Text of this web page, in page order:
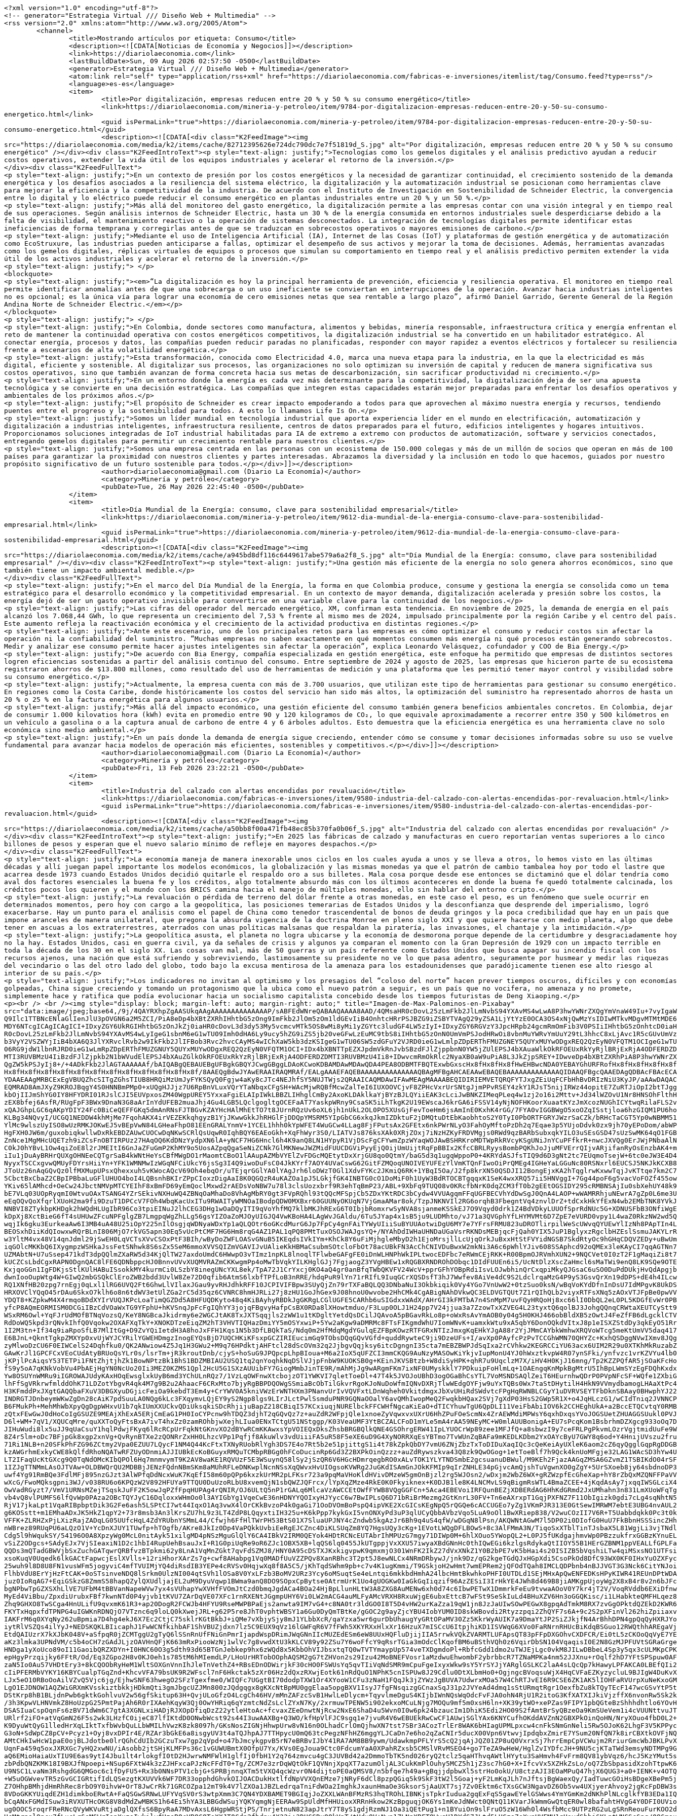
<?xml version="1.0" encoding="utf-8"?>
<!-- generator="Estrategia Virtual /// Diseño Web + Multimedia" -->
<rss version="2.0" xmlns:atom="http://www.w3.org/2005/Atom">
	<channel>
		<title>Mostrando artículos por etiqueta: Consumo</title>
		<description><![CDATA[Noticias de Economía y Negocios]]></description>
		<link>https://diariolaeconomia.com</link>
		<lastBuildDate>Sun, 09 Aug 2026 02:57:50 -0500</lastBuildDate>
		<generator>Estrategia Virtual /// Diseño Web + Multimedia</generator>
		<atom:link rel="self" type="application/rss+xml" href="https://diariolaeconomia.com/fabricas-e-inversiones/itemlist/tag/Consumo.feed?type=rss"/>
		<language>es-es</language>
		<item>
			<title>Por digitalización, empresas reducen entre 20 % y 50 % su consumo energético</title>
			<link>https://diariolaeconomia.com/mineria-y-petroleo/item/9784-por-digitalizacion-empresas-reducen-entre-20-y-50-su-consumo-energetico.html</link>
			<guid isPermaLink="true">https://diariolaeconomia.com/mineria-y-petroleo/item/9784-por-digitalizacion-empresas-reducen-entre-20-y-50-su-consumo-energetico.html</guid>
			<description><![CDATA[<div class="K2FeedImage"><img src="https://diariolaeconomia.com/media/k2/items/cache/82712395626e724dc790dc7e7f51819d_S.jpg" alt="Por digitalización, empresas reducen entre 20 % y 50 % su consumo energético" /></div><div class="K2FeedIntroText"><p style="text-align: justify;">Tecnologías como los gemelos digitales y el análisis predictivo ayudan a reducir costos operativos, extender la vida útil de los equipos industriales y acelerar el retorno de la inversión.</p>
</div><div class="K2FeedFullText">
<p style="text-align: justify;">En un contexto de presión por los costos energéticos y la necesidad de garantizar continuidad, el crecimiento sostenido de la demanda energética y los desafíos asociados a la resiliencia del sistema eléctrico, la digitalización y la automatización industrial se posicionan como herramientas clave para mejorar la eficiencia y la competitividad de la industria. De acuerdo con el Instituto de Investigación en Sostenibilidad de Schneider Electric, la convergencia entre lo digital y lo eléctrico puede reducir el consumo energético en plantas industriales entre un 20 % y un 50 %.</p>
<p style="text-align: justify;">Más allá del monitoreo del gasto energético, la digitalización permite a las empresas contar con una visión integral y en tiempo real de sus operaciones. Según análisis internos de Schneider Electric, hasta un 30 % de la energía consumida en entornos industriales suele desperdiciarse debido a la falta de visibilidad, el mantenimiento reactivo o la operación de sistemas desconectados. La integración de tecnologías digitales permite identificar estas ineficiencias de forma temprana y corregirlas antes de que se traduzcan en sobrecostos operativos o mayores emisiones de carbono.</p>
<p style="text-align: justify;">Mediante el uso de Inteligencia Artificial (IA), Internet de las Cosas (IoT) y plataformas de gestión energética y de automatización como EcoStruxure, las industrias pueden anticiparse a fallas, optimizar el desempeño de sus activos y mejorar la toma de decisiones. Además, herramientas avanzadas como los gemelos digitales, réplicas virtuales de equipos o procesos que simulan su comportamiento en tiempo real y el análisis predictivo permiten extender la vida útil de los activos industriales y acelerar el retorno de la inversión.</p>
<p style="text-align: justify;"> </p>
<blockquote>
<p style="text-align: justify;"><em>“La digitalización es hoy la principal herramienta de prevención, eficiencia y resiliencia operativa. El monitoreo en tiempo real permite identificar anomalías antes de que una sobrecarga o un uso ineficiente se conviertan en interrupciones de la operación. Avanzar hacia industrias inteligentes no es opcional; es la única vía para lograr una economía de cero emisiones netas que sea rentable a largo plazo”, afirmó Daniel Garrido, Gerente General de la Región Andina Norte de Schneider Electric.</em></p>
</blockquote>
<p style="text-align: justify;"> </p>
<p style="text-align: justify;">En Colombia, donde sectores como manufactura, alimentos y bebidas, minería responsable, infraestructura crítica y energía enfrentan el reto de mantener la continuidad operativa con costos energéticos competitivos, la digitalización industrial se ha convertido en un habilitador estratégico. Al conectar energía, procesos y datos, las compañías pueden reducir paradas no planificadas, responder con mayor rapidez a eventos eléctricos y fortalecer su resiliencia frente a escenarios de alta volatilidad energética.</p>
<p style="text-align: justify;">Esta transformación, conocida como Electricidad 4.0, marca una nueva etapa para la industria, en la que la electricidad es más digital, eficiente y sostenible. Al digitalizar sus procesos, las organizaciones no solo optimizan su inversión de capital y reducen de manera significativa sus costos operativos, sino que también avanzan de forma concreta hacia sus metas de descarbonización, sin sacrificar productividad ni crecimiento.</p>
<p style="text-align: justify;">En un entorno donde la energía es cada vez más determinante para la competitividad, la digitalización deja de ser una apuesta tecnológica y se convierte en una decisión estratégica. Las compañías que integren estas capacidades estarán mejor preparadas para enfrentar los desafíos operativos y ambientales de los próximos años.</p>
<p style="text-align: justify;">El propósito de Schneider es crear impacto empoderando a todos para que aprovechen al máximo nuestra energía y recursos, tendiendo puentes entre el progreso y la sostenibilidad para todos. A esto lo llamamos Life Is On.</p>
<p style="text-align: justify;">Somos un líder mundial en tecnología industrial que aporta experiencia líder en el mundo en electrificación, automatización y digitalización a industrias inteligentes, infraestructura resiliente, centros de datos preparados para el futuro, edificios inteligentes y hogares intuitivos. Proporcionamos soluciones integradas de IoT industrial habilitadas para IA de extremo a extremo con productos de automatización, software y servicios conectados, entregando gemelos digitales para permitir un crecimiento rentable para nuestros clientes.</p>
<p style="text-align: justify;">Somos una empresa centrada en las personas con un ecosistema de 150.000 colegas y más de un millón de socios que operan en más de 100 países para garantizar la proximidad con nuestros clientes y partes interesadas. Abrazamos la diversidad y la inclusión en todo lo que hacemos, guiados por nuestro propósito significativo de un futuro sostenible para todos.</p></div>]]></description>
			<author>diariolaeconomia@gmail.com (Diario La Economía)</author>
			<category>Minería y petróleo</category>
			<pubDate>Tue, 26 May 2026 22:45:40 -0500</pubDate>
		</item>
		<item>
			<title>Día Mundial de la Energía: consumo, clave para sostenibilidad empresarial</title>
			<link>https://diariolaeconomia.com/mineria-y-petroleo/item/9612-dia-mundial-de-la-energia-consumo-clave-para-sostenibilidad-empresarial.html</link>
			<guid isPermaLink="true">https://diariolaeconomia.com/mineria-y-petroleo/item/9612-dia-mundial-de-la-energia-consumo-clave-para-sostenibilidad-empresarial.html</guid>
			<description><![CDATA[<div class="K2FeedImage"><img src="https://diariolaeconomia.com/media/k2/items/cache/a945bd8df116c6449617abe579a6a2f8_S.jpg" alt="Día Mundial de la Energía: consumo, clave para sostenibilidad empresarial" /></div><div class="K2FeedIntroText"><p style="text-align: justify;">Una gestión más eficiente de la energía no solo genera ahorros económicos, sino que también tiene un impacto ambiental medible.</p>
</div><div class="K2FeedFullText">
<p style="text-align: justify;">En el marco del Día Mundial de la Energía, la forma en que Colombia produce, consume y gestiona la energía se consolida como un tema estratégico para el desarrollo económico y la competitividad empresarial. En un contexto de mayor demanda, digitalización acelerada y presión sobre los costos, la energía dejó de ser un gasto operativo invisible para convertirse en una variable clave para la continuidad de los negocios.</p>
<p style="text-align: justify;">Las cifras del operador del mercado energético, XM, confirman esta tendencia. En noviembre de 2025, la demanda de energía en el país alcanzó los 7.068,44 GWh, lo que representa un crecimiento del 7,53 % frente al mismo mes de 2024, impulsado principalmente por la región Caribe y el centro del país. Este aumento refleja la reactivación económica y el crecimiento de la actividad productiva en distintas regiones.</p>
<p style="text-align: justify;">Ante este escenario, uno de los principales retos para las empresas es cómo optimizar el consumo y reducir costos sin afectar la operación ni la confiabilidad del suministro. “Muchas empresas no saben exactamente en qué momentos consumen más energía ni qué procesos están generando sobrecostos. Medir y analizar ese consumo permite hacer ajustes inteligentes sin afectar la operación”, explica Leonardo Velásquez, cofundador y COO de Bia Energy.</p>
<p style="text-align: justify;">De acuerdo con Bia Energy, compañía especializada en gestión energética, este enfoque ha permitido que empresas de distintos sectores logren eficiencias sostenidas a partir del análisis continuo del consumo. Entre septiembre de 2024 y agosto de 2025, las empresas que hicieron parte de su ecosistema registraron ahorros de $13.800 millones, como resultado del uso de herramientas de medición y una plataforma que les permitió tener mayor control y visibilidad sobre su consumo energético.</p>
<p style="text-align: justify;">Actualmente, la empresa cuenta con más de 3.700 usuarios, que utilizan este tipo de herramientas para gestionar su consumo energético. En regiones como la Costa Caribe, donde históricamente los costos del servicio han sido más altos, la optimización del suministro ha representado ahorros d